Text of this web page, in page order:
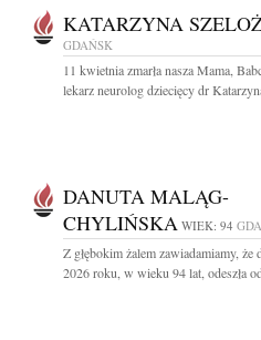
KATARZYNA
GDAŃSK
11 kwietnia zmarła nasza Mama,
lekarz neurolog dziecięcy dr
DANUTA MALĄG-
CHYLIŃSKA WIEK: 94
Z głębokim żalem zawiadamiamy, że
2026 roku, w wieku 94 lat, odeszła